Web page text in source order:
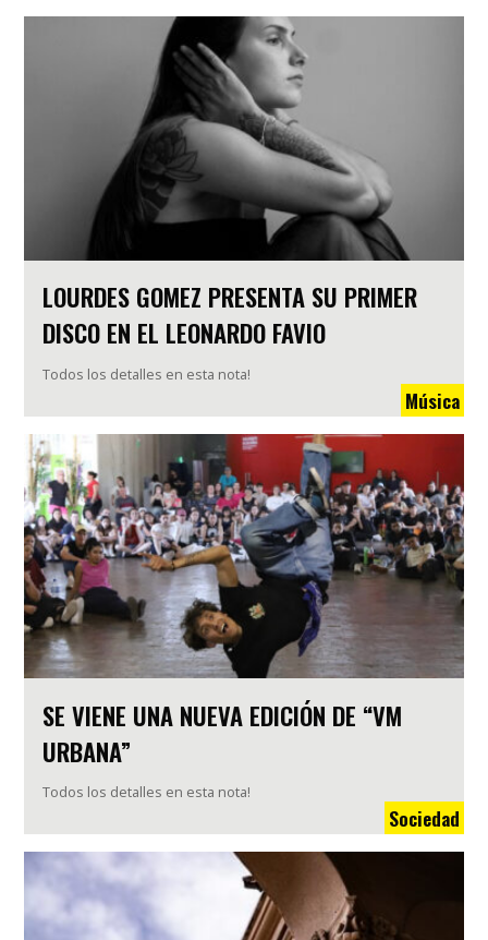
LOURDES GOMEZ PRESENTA SU PRIMER
DISCO EN EL LEONARDO FAVIO
Todos los detalles en esta nota!
Música
SE VIENE UNA NUEVA EDICIÓN DE “VM
URBANA”
Todos los detalles en esta nota!
Sociedad